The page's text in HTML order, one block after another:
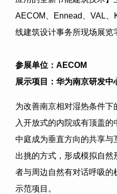
AECOM
Ennead VAL
线建筑设计事务所现场展览
参展单位： AECOM
展示项目：华为南京研发中
为改善南京相对湿热条件下
入开放式的内院或有顶盖
中庭成为垂直方向的共享
出挑的方式，形成模拟自然
者与周边自然有对话呼吸
示范项目。